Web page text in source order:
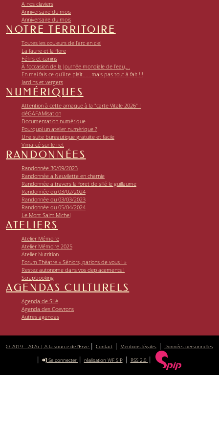
A nos claviers
Anniversaire du mois
Anniversaire du mois
NOTRE TERRITOIRE
Toutes les couleurs de l’arc en ciel
La faune et la flore
Félins et canins
À l’occasion de la Journée mondiale de l’eau,...
En mai fais ce qu’il te plaît......mais pas tout à fait !!!
Jardins et vergers
NUMÉRIQUES
Attention à cette arnaque à la "carte Vitale 2026" !
déGAFAMisation
Documentation numérique
Pourquoi un atelier numérique ?
Une suite bureautique gratuite et facile
Vimarcé sur le net
RANDONNÉES
Randonnée 30/09/2023
Randonnée a Neuvilette en charnie
Randonnée a travers la foret de sillé le guillaume
Randonnée du 03/02/2024
Randonnée du 03/03/2023
Randonnée du 05/04/2024
Le Mont Saint Michel
ATELIERS
Atelier Mémoire
Atelier Mémoire 2025
Atelier Nutrition
Forum Théatre « Séniors, parlons de vous ! »
Restez autonome dans vos deplacements !
Scrapbooking
AGENDAS CULTURELS
Agenda de Sillé
Agenda des Coevrons
Autres agendas
© 2019 - 2026 | A la source de l’Erve | Contact | Mentions légales | Données personnelles
| Se connecter | réalisation WF SIP| RSS 2.0 |